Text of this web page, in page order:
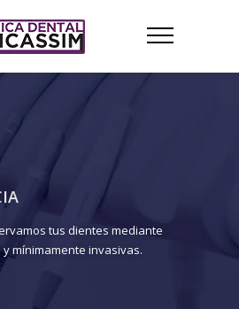
tus dientes mediante
mínimamente invasivas.